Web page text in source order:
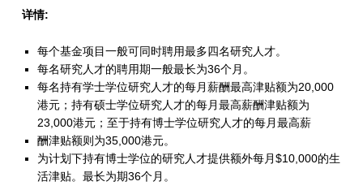
-
I
T
F
)
（
详情:
每个基金项目一般可同时聘用最多四名研究人才。
每名研究人才的聘用期一般最长为36个月。
每名持有学士学位研究人才的每月薪酬最高津贴额为20,000
港元；持有硕士学位研究人才的每月最高薪酬津贴额为
23,000港元；至于持有博士学位研究人才的每月最高薪
酬津贴额则为35,000港元。
为计划下持有博士学位的研究人才提供额外每月$10,000的生
活津贴。最长为期36个月。